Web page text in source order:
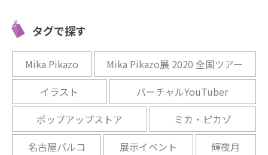
なフ
開催中
タグで探す
Mika Pikazo
Mika Pikazo展 2020 全国ツアー
イラスト
バーチャルYouTuber
ポップアップストア
ミカ・ピカゾ
名古屋パルコ
展示イベント 輝夜月